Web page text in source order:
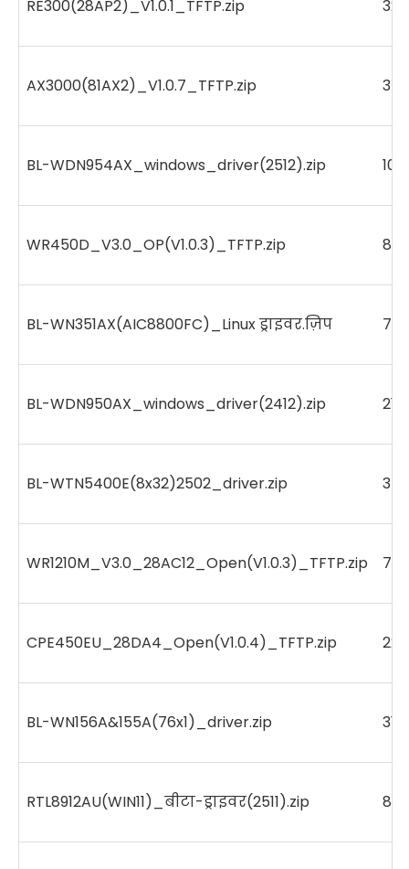
RE300(28AP2)_V1.0.1_TFTP.zip 323
AX3000(81AX2)_V1.0.7_TFTP.zip 345
BL-WDN954AX_windows_driver(2512).zip 1015
WR450D_V3.0_OP(V1.0.3)_TFTP.zip 875
BL-WN351AX(AIC8800FC)_Linux ड्राइवर.ज़िप
BL-WDN950AX_windows_driver(2412).zip
BL-WTN5400E(8x32)2502_driver.zip
WR1210M_V3.0_28AC12_Open(V1.0.3)_TFTP.zip
CPE450EU_28DA4_Open(V1.0.4)_TFTP.zip
BL-WN156A&155A(76x1)_driver.zip
RTL8912AU(WIN11)_बीटा-ड्राइवर(2511).zip